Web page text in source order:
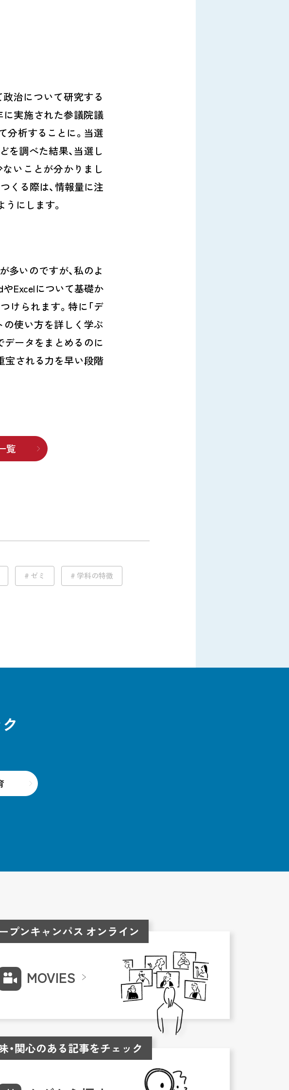
政治について研究する
に実施された参議院議
分析することに。当選
を調べた結果、当選し
いことが分かりまし
くる際は、情報量に注
にします。
多いのですが、私のよ
Excelについて基礎か
けられます。特に「デ
の使い方を詳しく学ぶ
データをまとめるのに
宝される力を早い段階
覧
ゼミ 学科の特徴
プンキャンパス オンライン
MOVIES
・関心のある記事をチェック